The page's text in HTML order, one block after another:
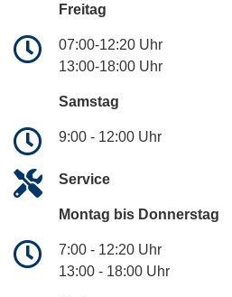
Freitag
07:00-12:20 Uhr
13:00-18:00 Uhr
Samstag
9:00 - 12:00 Uhr
Service
Montag bis Donnerstag
7:00 - 12:20 Uhr
13:00 - 18:00 Uhr